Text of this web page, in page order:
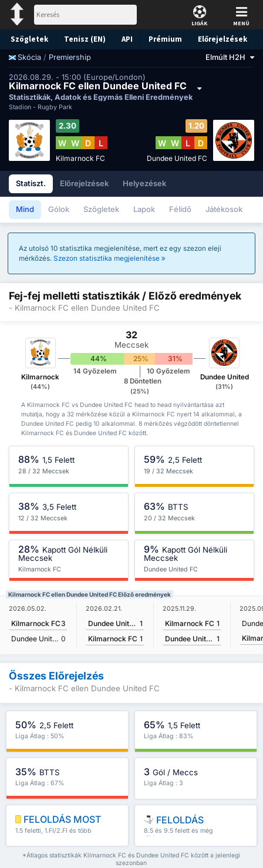
LIGÁK MENÜ
Szögletek Tenisz (EN) API Prémium Előrejelzések
Skócia / Premiership Elmúlt H2H
2026.08.29. - 15:00 (Europe/London)
Kilmarnock FC ellen Dundee United FC
Statisztikák, Adatok és Egymás Elleni Eredmények
Stadion - Rugby Park
2.30
W W D L
Kilmarnock FC
1.20
W W L D
Dundee United FC
Statiszt. Előrejelzések Helyezések
Mind Gólok Szögletek Lapok Félidő Játékosok
Az utolsó 10 statisztika megjelenítése, mert ez egy szezon eleji
mérkőzés. Szezon statisztika megjelenítése
Fej-fej melletti statisztikák / Előző eredmények
- Kilmarnock FC ellen Dundee United FC
Kilmarnock
(44%)
32
Meccsek
44% 25% 31%
14 Győzelem
8 Döntetlen
(25%)
10 Győzelem
Dundee United
(31%)
A Kilmarnock FC vs Dundee United FC head to head nyilvántartása azt
mutatja, hogy a 32 mérkőzése közül a Kilmarnock FC nyert 14 alkalommal, a
Dundee United FC pedig 10 alkalommal. 8 mérkőzés végződött döntetlennel
Kilmarnock FC és Dundee United FC között.
88% 1,5 Felett
28 / 32 Meccsek
59% 2,5 Felett
19 / 32 Meccsek
38% 3,5 Felett
12 / 32 Meccsek
63% BTTS
20 / 32 Meccsek
28% Kapott Gól Nélküli
Meccsek
Kilmarnock FC
9% Kapott Gól Nélküli
Meccsek
Dundee United FC
Kilmarnock FC ellen Dundee United FC Előző eredmények
2026.05.02.
Kilmarnock FC3
Dundee United FC 0
2026.02.21.
Dundee United FC 1
Kilmarnock FC 1
2025.11.29.
Kilmarnock FC 1
Dundee United FC 1
Összes Előrejelzés
- Kilmarnock FC ellen Dundee United FC
50% 2,5 Felett
Liga Átlag : 50%
65% 1,5 Felett
Liga Átlag : 83%
35% BTTS
Liga Átlag : 67%
3 Gól / Meccs
Liga Átlag : 3
FELOLDÁS MOST
1.5 feletti, 1.FI/2.FI és több
FELOLDÁS
8.5 és 9.5 felett és még
több
*Átlagos statisztikák Kilmarnock FC és Dundee United FC között a jelenlegi
szezonban